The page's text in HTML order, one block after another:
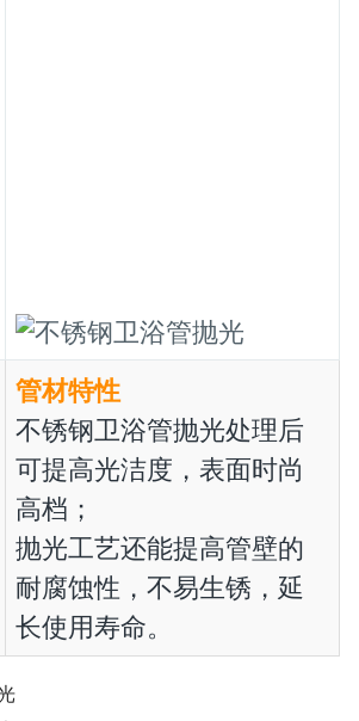
管材特性
不锈钢卫浴管抛光处理后
可提高光洁度，表面时尚
高档；
抛光工艺还能提高管壁的
耐腐蚀性，不易生锈，延
长使用寿命。